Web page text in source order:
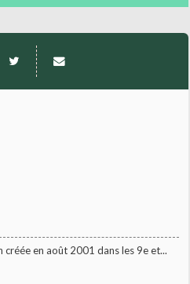
en août 2001 dans les 9e et...